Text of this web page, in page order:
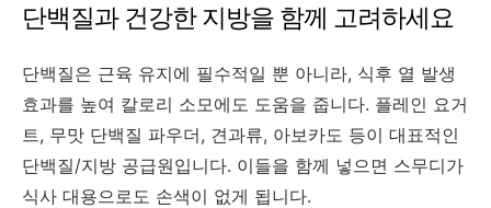
단백질과 건강한 지방을 함께 고려하세요
단백질은 근육 유지에 필수적일 뿐 아니라, 식후 열 발생
효과를 높여 칼로리 소모에도 도움을 줍니다. 플레인 요거
트, 무맛 단백질 파우더, 견과류, 아보카도 등이 대표적인
단백질/지방 공급원입니다. 이들을 함께 넣으면 스무디가
식사 대용으로도 손색이 없게 됩니다.